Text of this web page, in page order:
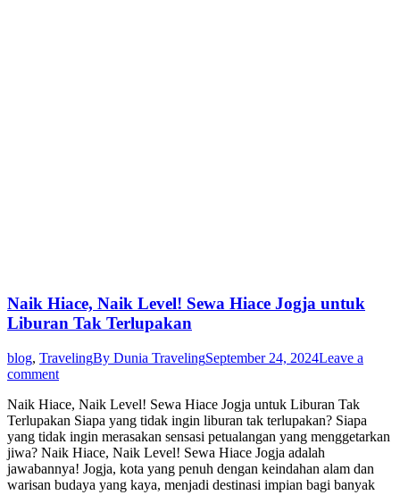
Naik Hiace, Naik Level! Sewa Hiace Jogja untuk
Liburan Tak Terlupakan
blog, TravelingBy Dunia TravelingSeptember 24, 2024Leave a
comment
Naik Hiace, Naik Level! Sewa Hiace Jogja untuk Liburan Tak
Terlupakan Siapa yang tidak ingin liburan tak terlupakan? Siapa
yang tidak ingin merasakan sensasi petualangan yang menggetarkan
jiwa? Naik Hiace, Naik Level! Sewa Hiace Jogja adalah
jawabannya! Jogja, kota yang penuh dengan keindahan alam dan
warisan budaya yang kaya, menjadi destinasi impian bagi banyak